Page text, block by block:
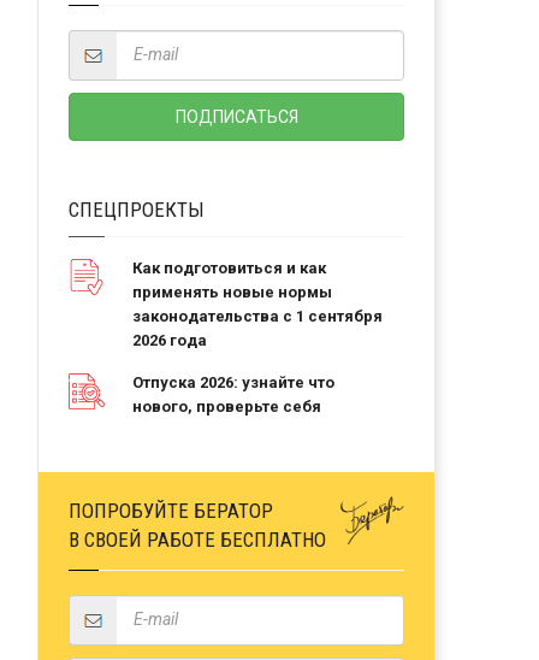
СПЕЦПРОЕКТЫ
Как подготовиться и как
применять новые нормы
законодательства с 1 сентября
2026 года
Отпуска 2026: узнайте что
нового, проверьте себя
ПОПРОБУЙТЕ БЕРАТОР
В СВОЕЙ РАБОТЕ БЕСПЛАТНО